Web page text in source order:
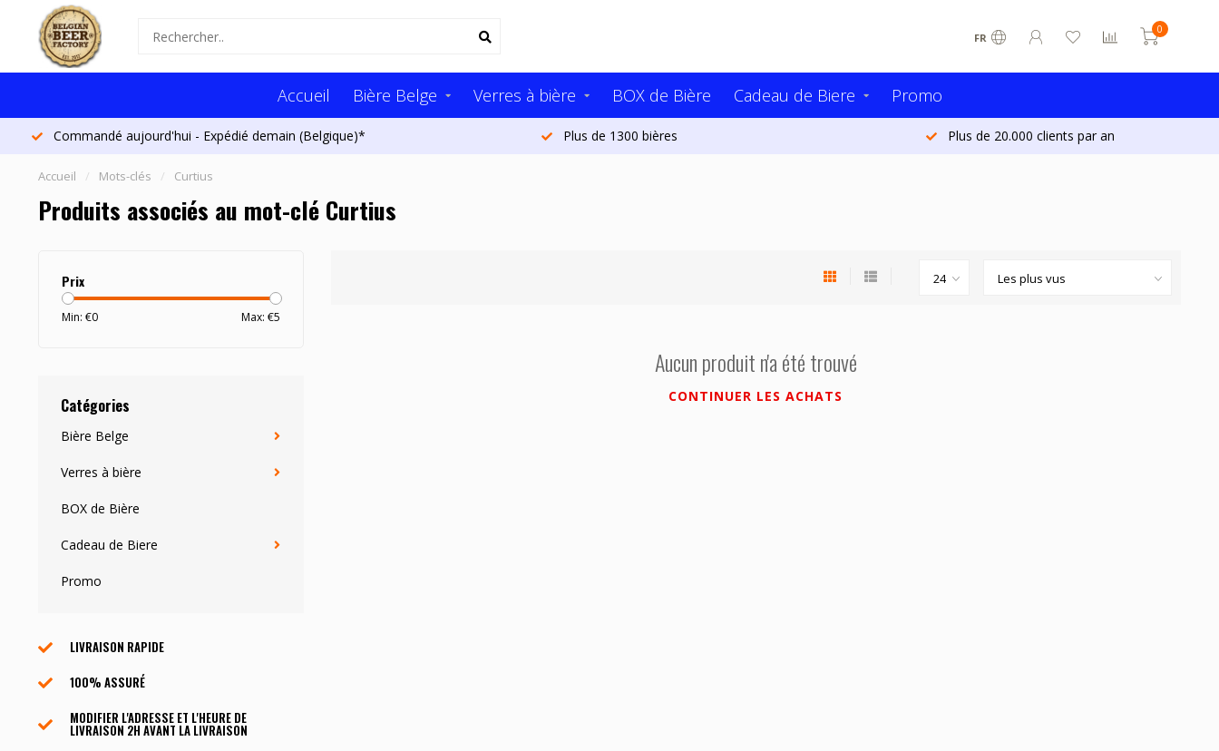
FR
0
Accueil Bière Belge Verres à bière BOX de Bière Cadeau de Biere Promo
Commandé aujourd'hui - Expédié demain (Belgique)* Plus de 1300 bières Plus de 20.000 clients par an
Accueil / Mots-clés / Curtius
Produits associés au mot-clé Curtius
Prix
Min: €0 Max: €5
Catégories
Bière Belge
Verres à bière
BOX de Bière
Cadeau de Biere
Promo
LIVRAISON RAPIDE
100% ASSURÉ
MODIFIER L'ADRESSE ET L'HEURE DE
LIVRAISON 2H AVANT LA LIVRAISON
Aucun produit n'a été trouvé
CONTINUER LES ACHATS